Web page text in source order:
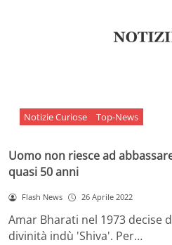
Notizie Curiose Top-News
Uomo non riesce ad
quasi 50 anni
Flash News 26 Aprile 2022
Amar Bharati nel 1973 decise
divinità indù 'Shiva'. Per…